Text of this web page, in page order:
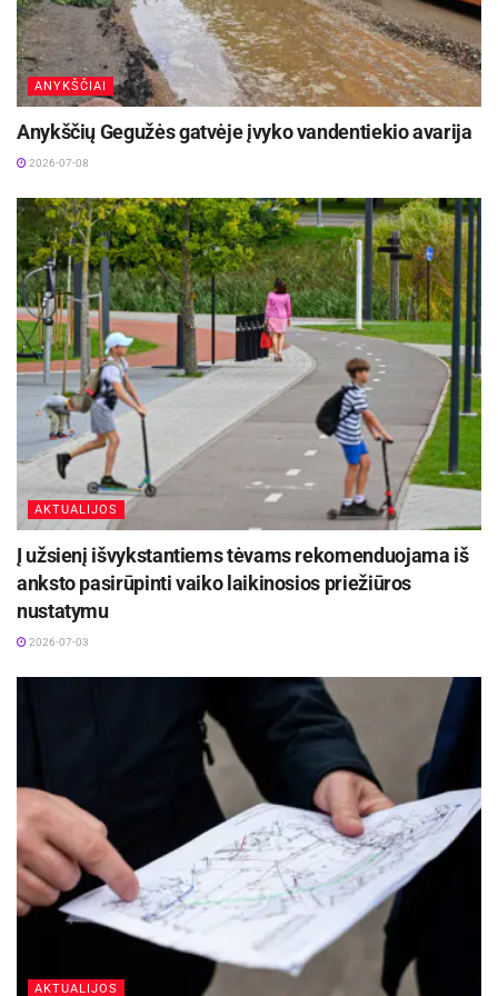
ANYKŠČIAI
Anykščių Gegužės gatvėje įvyko vandentiekio avarija
2026-07-08
AKTUALIJOS
Į užsienį išvykstantiems tėvams rekomenduojama iš
anksto pasirūpinti vaiko laikinosios priežiūros
nustatymu
2026-07-03
AKTUALIJOS